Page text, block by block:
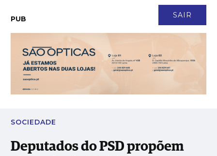
SAIR
PUB
Deputados do PSD propõem elevação de Meirinhas a vila
SOCIEDADE
Deputados do PSD propõem